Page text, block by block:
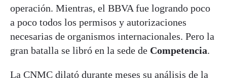
operación. Mientras, el BBVA fue logrando poco
a poco todos los permisos y autorizaciones
necesarias de organismos internacionales. Pero la
gran batalla se libró en la sede de Competencia.
La CNMC dilató durante meses su análisis de la